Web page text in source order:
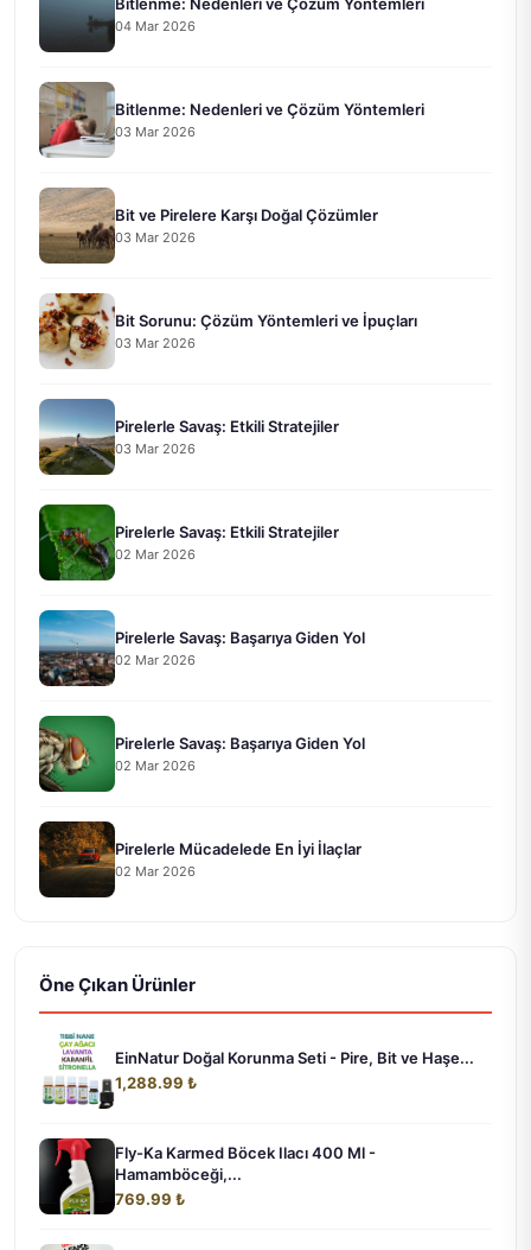
04 Mar 2026
Bitlenme: Nedenleri ve Çözüm Yöntemleri
03 Mar 2026
Bit ve Pirelere Karşı Doğal Çözümler
03 Mar 2026
Bit Sorunu: Çözüm Yöntemleri ve İpuçları
03 Mar 2026
Pirelerle Savaş: Etkili Stratejiler
03 Mar 2026
Pirelerle Savaş: Etkili Stratejiler
02 Mar 2026
Pirelerle Savaş: Başarıya Giden Yol
02 Mar 2026
Pirelerle Savaş: Başarıya Giden Yol
02 Mar 2026
Pirelerle Mücadelede En İyi İlaçlar
02 Mar 2026
Öne Çıkan Ürünler
EinNatur Doğal Korunma Seti - Pire, Bit ve Haşe...
1,288.99 ₺
Fly-Ka Karmed Böcek Ilacı 400 Ml -
Hamamböceği,...
769.99 ₺